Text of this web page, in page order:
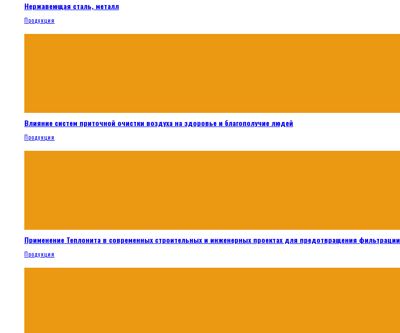
Нержавеющая сталь, металл
Продукция
Влияние систем приточной очистки воздуха на здоровье и благополучие людей
Продукция
Применение Теплонита в современных строительных и инженерных проектах для предотвращения фильтрации
Продукция